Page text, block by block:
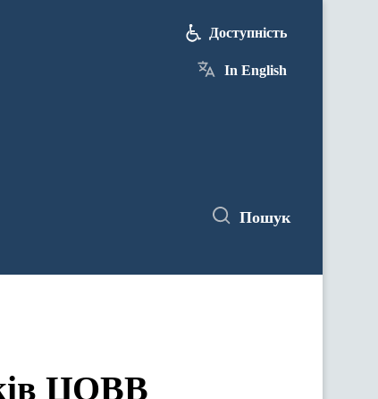
Доступність
In English
Пошук
комітетів Верховної Ради України
ЦОВВ